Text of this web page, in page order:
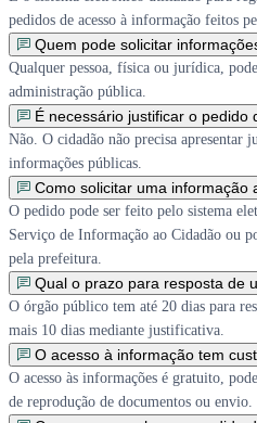
pedidos de acesso à informação feitos
Quem pode solicitar
Qualquer pessoa, física ou jurídica,
administração pública.
É necessário justificar o pedido
Não. O cidadão não precisa apresentar
informações públicas.
Como solicitar uma informação
O pedido pode ser feito pelo sistema
Serviço de Informação ao Cidadão ou
pela prefeitura.
Qual o prazo para resposta de
O órgão público tem até 20 dias para
mais 10 dias mediante justificativa.
O acesso à informação tem
O acesso às informações é gratuito,
de reprodução de documentos ou envio.